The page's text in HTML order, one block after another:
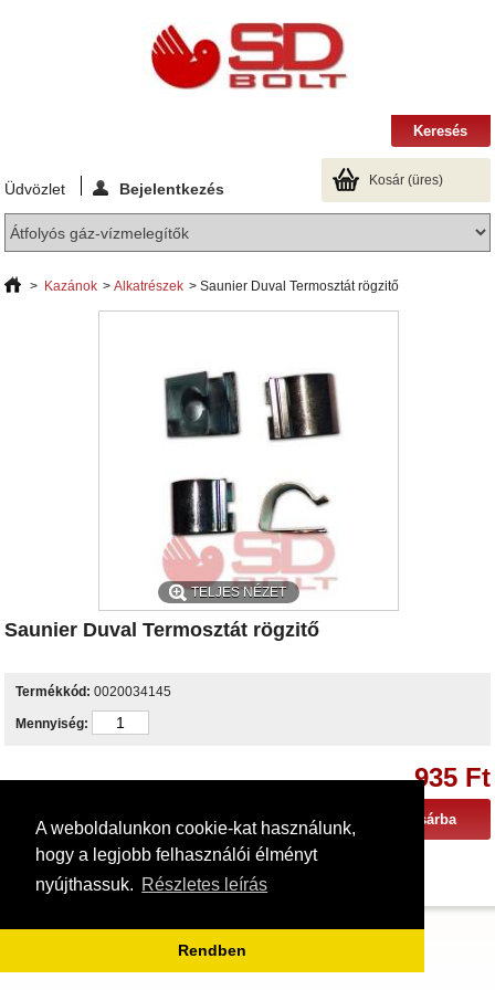
A weboldalunkon cookie-kat használunk,
hogy a legjobb felhasználói élményt
nyújthassuk. Részletes leírás
Rendben
Kosár (üres)
Üdvözlet Bejelentkezés
> Kazánok > Alkatrészek > Saunier Duval Termosztát rögzitő
TELJES NÉZET
Saunier Duval Termosztát rögzitő
Termékkód: 0020034145
Mennyiség:
935 Ft